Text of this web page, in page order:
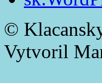
©
Vytvoril